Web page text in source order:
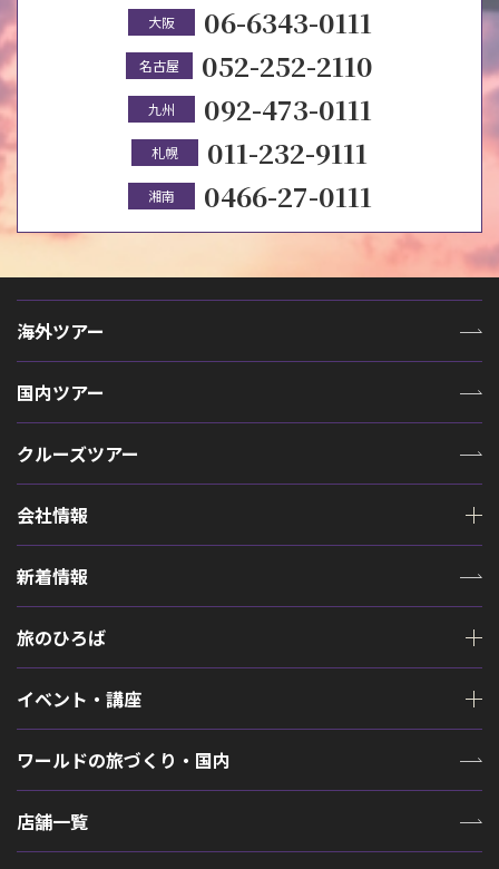
大阪 06-6343-0111
名古屋 052-252-2110
九州 092-473-0111
札幌 011-232-9111
湘南 0466-27-0111
海外ツアー
国内ツアー
クルーズツアー
会社情報
新着情報
旅のひろば
イベント・講座
ワールドの旅づくり・国内
店舗一覧